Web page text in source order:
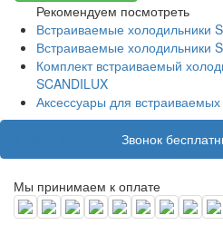
Рекомендуем посмотреть
Встраиваемые холодильники
Встраиваемые холодильники
Комплект встраиваемый
SCANDILUX
Аксессуары для
Звонок
Мы принимаем к оплате